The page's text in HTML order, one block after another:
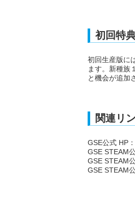
初回特
初回生産版に
ます。新種族
と機会が追加
関連リ
GSE公式 HP：
GSE STEAM
GSE STEAM
GSE STEAM